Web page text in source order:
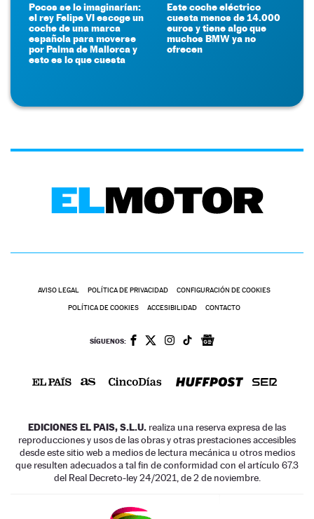
Pocos se lo imaginarían:
el rey Felipe VI escoge un
coche de una marca
española para moverse
por Palma de Mallorca y
esto es lo que cuesta
Este coche eléctrico
cuesta menos de 14.000
euros y tiene algo que
muchos BMW ya no
ofrecen
AVISO LEGAL POLÍTICA DE PRIVACIDAD CONFIGURACIÓN DE COOKIES
POLÍTICA DE COOKIES ACCESIBILIDAD CONTACTO
SÍGUENOS:
EDICIONES EL PAIS, S.L.U. realiza una reserva expresa de las
reproducciones y usos de las obras y otras prestaciones accesibles
desde este sitio web a medios de lectura mecánica u otros medios
que resulten adecuados a tal fin de conformidad con el artículo 67.3
del Real Decreto-ley 24/2021, de 2 de noviembre.